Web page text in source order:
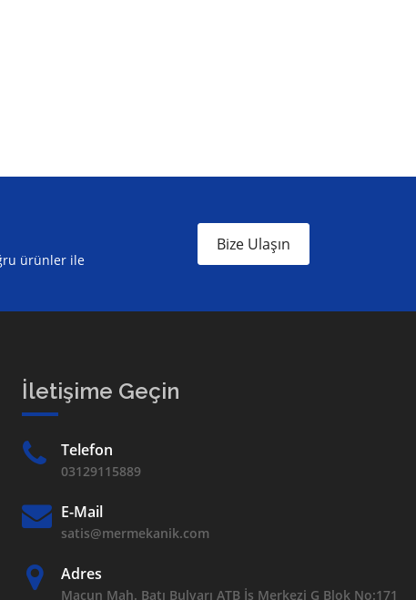
ürünler ile
Bize Ulaşın
İletişime Geçin
Telefon
03129115889
E-Mail
satis@mermekanik.com
Adres
Macun Mah. Batı Bulvarı ATB İş Merkezi G Blok No:171